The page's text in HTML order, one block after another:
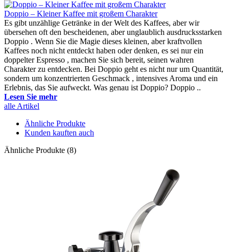
Doppio – Kleiner Kaffee mit großem Charakter
Es gibt unzählige Getränke in der Welt des Kaffees, aber wir
übersehen oft den bescheidenen, aber unglaublich ausdrucksstarken
Doppio . Wenn Sie die Magie dieses kleinen, aber kraftvollen
Kaffees noch nicht entdeckt haben oder denken, es sei nur ein
doppelter Espresso , machen Sie sich bereit, seinen wahren
Charakter zu entdecken. Bei Doppio geht es nicht nur um Quantität,
sondern um konzentrierten Geschmack , intensives Aroma und ein
Erlebnis, das Sie aufweckt. Was genau ist Doppio? Doppio ..
Lesen Sie mehr
alle Artikel
Ähnliche Produkte
Kunden kauften auch
Ähnliche Produkte (8)